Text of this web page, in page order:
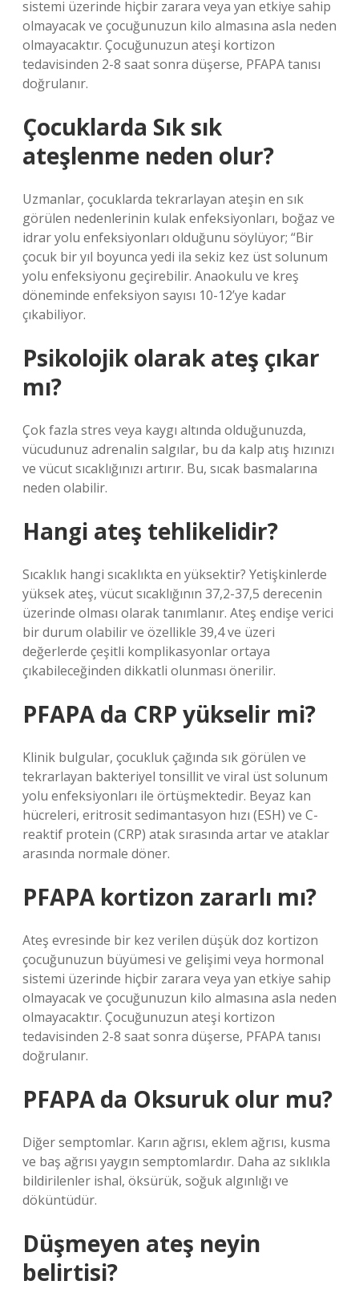
sistemi üzerinde hiçbir zarara veya yan etkiye sahip
olmayacak ve çocuğunuzun kilo almasına asla neden
olmayacaktır. Çocuğunuzun ateşi kortizon
tedavisinden 2-8 saat sonra düşerse, PFAPA tanısı
doğrulanır.
Çocuklarda Sık sık
ateşlenme neden olur?
Uzmanlar, çocuklarda tekrarlayan ateşin en sık
görülen nedenlerinin kulak enfeksiyonları, boğaz ve
idrar yolu enfeksiyonları olduğunu söylüyor; “Bir
çocuk bir yıl boyunca yedi ila sekiz kez üst solunum
yolu enfeksiyonu geçirebilir. Anaokulu ve kreş
döneminde enfeksiyon sayısı 10-12’ye kadar
çıkabiliyor.
Psikolojik olarak ateş çıkar
mı?
Çok fazla stres veya kaygı altında olduğunuzda,
vücudunuz adrenalin salgılar, bu da kalp atış hızınızı
ve vücut sıcaklığınızı artırır. Bu, sıcak basmalarına
neden olabilir.
Hangi ateş tehlikelidir?
Sıcaklık hangi sıcaklıkta en yüksektir? Yetişkinlerde
yüksek ateş, vücut sıcaklığının 37,2-37,5 derecenin
üzerinde olması olarak tanımlanır. Ateş endişe verici
bir durum olabilir ve özellikle 39,4 ve üzeri
değerlerde çeşitli komplikasyonlar ortaya
çıkabileceğinden dikkatli olunması önerilir.
PFAPA da CRP yükselir mi?
Klinik bulgular, çocukluk çağında sık görülen ve
tekrarlayan bakteriyel tonsillit ve viral üst solunum
yolu enfeksiyonları ile örtüşmektedir. Beyaz kan
hücreleri, eritrosit sedimantasyon hızı (ESH) ve C-
reaktif protein (CRP) atak sırasında artar ve ataklar
arasında normale döner.
PFAPA kortizon zararlı mı?
Ateş evresinde bir kez verilen düşük doz kortizon
çocuğunuzun büyümesi ve gelişimi veya hormonal
sistemi üzerinde hiçbir zarara veya yan etkiye sahip
olmayacak ve çocuğunuzun kilo almasına asla neden
olmayacaktır. Çocuğunuzun ateşi kortizon
tedavisinden 2-8 saat sonra düşerse, PFAPA tanısı
doğrulanır.
PFAPA da Oksuruk olur mu?
Diğer semptomlar. Karın ağrısı, eklem ağrısı, kusma
ve baş ağrısı yaygın semptomlardır. Daha az sıklıkla
bildirilenler ishal, öksürük, soğuk algınlığı ve
döküntüdür.
Düşmeyen ateş neyin
belirtisi?